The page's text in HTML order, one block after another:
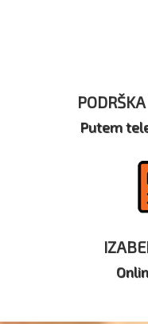
Putem